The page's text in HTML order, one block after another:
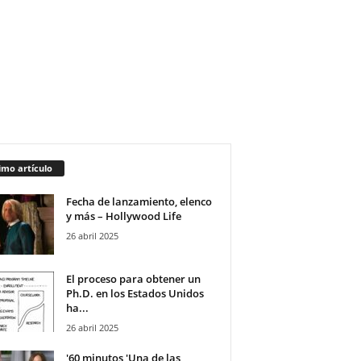
artículo
Fecha de lanzamiento, elenco
y más – Hollywood Life
26 abril 2025
El proceso para obtener un
Ph.D. en los Estados Unidos
ha...
26 abril 2025
'60 minutos 'Una de las